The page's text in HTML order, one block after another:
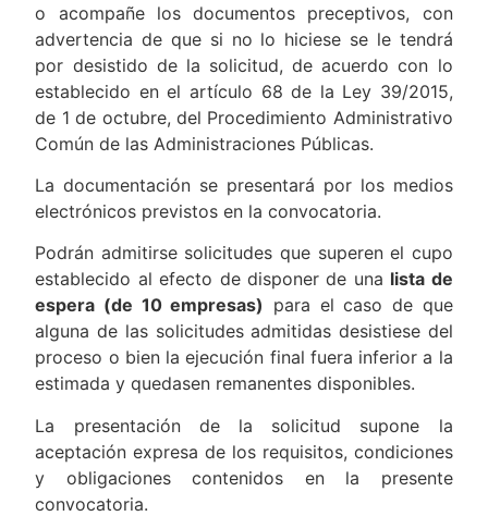
o acompañe los documentos preceptivos, con
advertencia de que si no lo hiciese se le tendrá
por desistido de la solicitud, de acuerdo con lo
establecido en el artículo 68 de la Ley 39/2015,
de 1 de octubre, del Procedimiento Administrativo
Común de las Administraciones Públicas.
La documentación se presentará por los medios
electrónicos previstos en la convocatoria.
Podrán admitirse solicitudes que superen el cupo
establecido al efecto de disponer de una lista de
espera (de 10 empresas) para el caso de que
alguna de las solicitudes admitidas desistiese del
proceso o bien la ejecución final fuera inferior a la
estimada y quedasen remanentes disponibles.
La presentación de la solicitud supone la
aceptación expresa de los requisitos, condiciones
y obligaciones contenidos en la presente
convocatoria.